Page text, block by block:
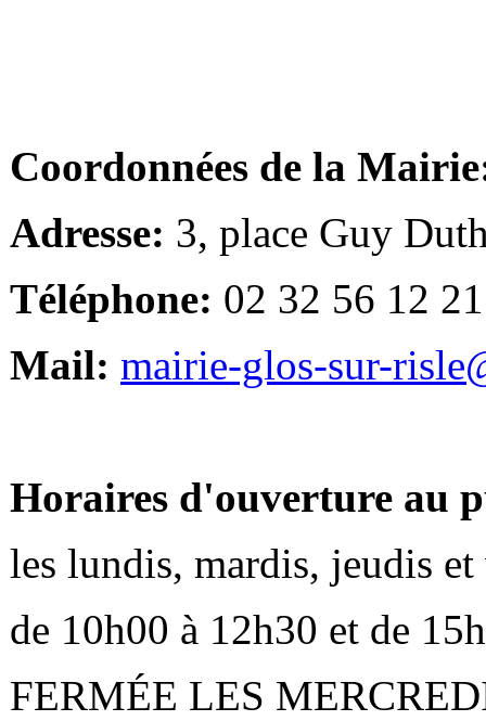
Coordonnées de la
Adresse: 3, place Guy
Téléphone: 02 32 56 12 21
Mail: mairie-glos-sur-
Horaires d'ouverture au
les lundis, mardis, jeudis et
de 10h00 à 12h30 et de
FERMÉE LES